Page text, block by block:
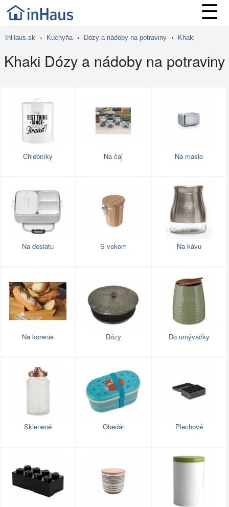
☰
InHaus.sk › Kuchyňa › Dózy a nádoby na potraviny › Khaki
Khaki Dózy a nádoby na potraviny
Chlebníky Na čaj Na maslo
Na desiatu S vekom Na kávu
Na korenie Dózy Do umývačky
Sklenené Obedár Plechové